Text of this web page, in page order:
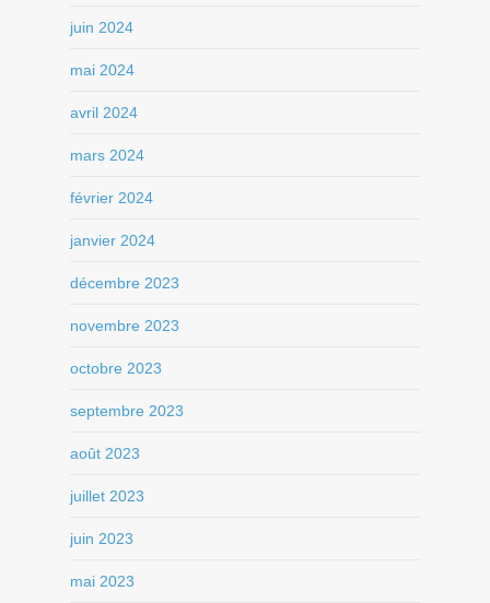
juin 2024
mai 2024
avril 2024
mars 2024
février 2024
janvier 2024
décembre 2023
novembre 2023
octobre 2023
septembre 2023
août 2023
juillet 2023
juin 2023
mai 2023